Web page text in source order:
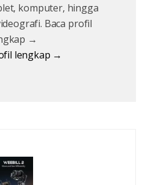
komputer, hingga
Baca profil
→
lengkap →